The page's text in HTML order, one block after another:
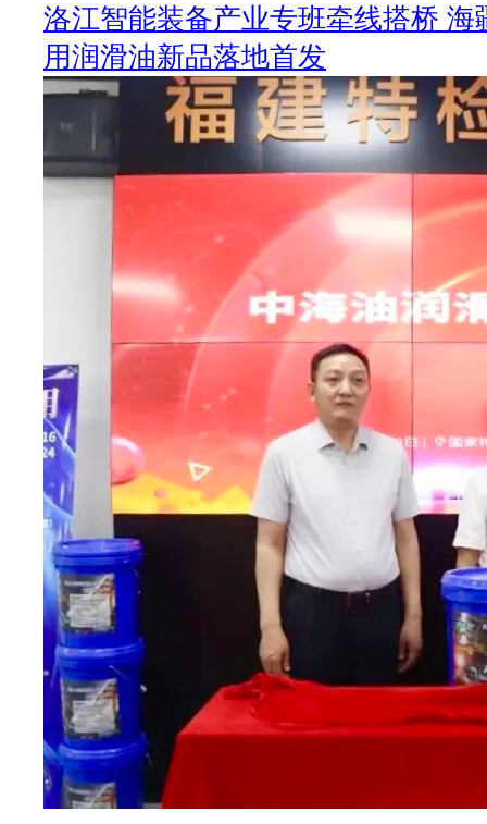
洛江智能装备产业专班牵线搭桥 海
用润滑油新品落地首发